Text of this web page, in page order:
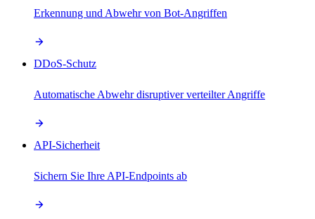
Erkennung und Abwehr von Bot-Angriffen
DDoS-Schutz
Automatische Abwehr disruptiver verteilter Angriffe
API-Sicherheit
Sichern Sie Ihre API-Endpoints ab